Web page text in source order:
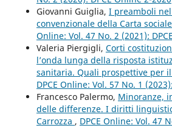
Giovanni Guiglia, I preamboli
convenzionale della Carta
Online: Vol. 47 No. 2 (2021):
Valeria Piergigli, Corti
l’onda lunga della risposta
sanitaria. Quali prospettive per
DPCE Online: Vol. 57 No. 1
Francesco Palermo, Minoranze,
delle differenze. I diritti
Carrozza , DPCE Online: Vol. 47